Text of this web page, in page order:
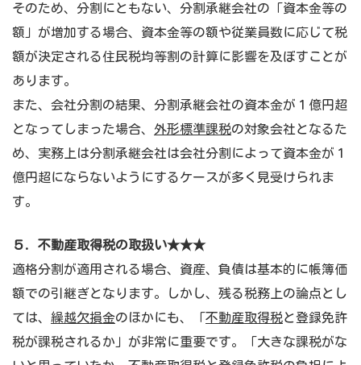
そのため、分割にともない、分割承継会社の「資本金等の
額」が増加する場合、資本金等の額や従業員数に応じて税
額が決定される住民税均等割の計算に影響を及ぼすことが
あります。
また、会社分割の結果、分割承継会社の資本金が１億円超
となってしまった場合、 外形標準課税の対象会社となるた
め、実務上は分割承継会社は会社分割によって資本金が１
億円超にならないようにするケースが多く見受けられま
す。
５. 不動産取得税の取扱い★★★
適格分割が適用される場合、資産、負債は基本的に帳簿価
額での引継ぎとなります。しかし、残る税務上の論点とし
ては、 繰越欠損金のほかにも、「不動産取得税と登録免許
税が課税されるか」が非常に重要です。「大きな課税がな